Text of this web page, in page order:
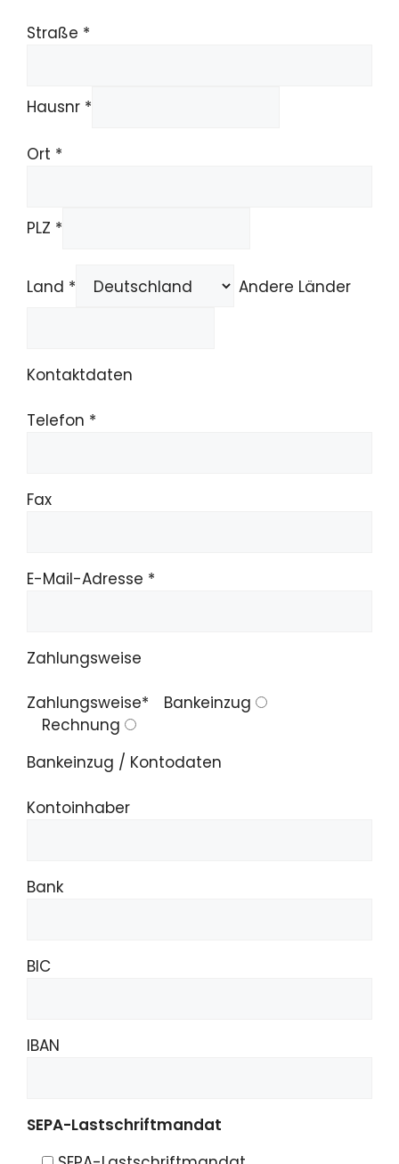
Straße *
Hausnr *
Ort *
PLZ *
Land * Andere Länder
Kontaktdaten
Telefon *
Fax
E-Mail-Adresse *
Zahlungsweise
Zahlungsweise*
Bankeinzug
Rechnung
Bankeinzug / Kontodaten
Kontoinhaber
Bank
BIC
IBAN
SEPA-Lastschriftmandat